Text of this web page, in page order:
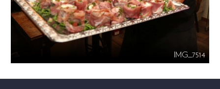
IMG_7514